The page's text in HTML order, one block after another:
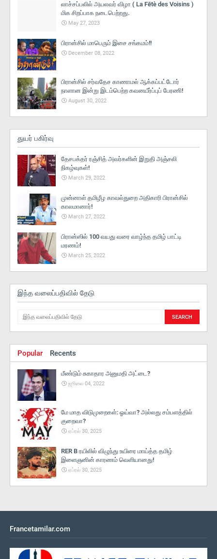
லாச்சப்பலில் அயலவர் விழா ( La Fētè des Voisins )
மிக சிறப்பாக நடைபெற்றது.
May 27, 2023
பிரான்சில் மாபெரும் இசை சங்கமம்!!
December 08, 2022
பிரான்சில் சர்வதேச காணாமல் ஆக்கப்பட்டோர்
நாளான இன்று இடம்பெற்ற கவனயீர்ப்புப் பேரணி!
August 30, 2022
துயர் பகிர்வு
தேசபக்தர் ரஞ்சித் அவர்களின் இறுதி அஞ்சலி
நிகழ்வுகள்!
March 29, 2022
முன்னாள் தமிழீழ காவல்துறை அதிகாரி பிரான்சில்
காலமானார்!
March 27, 2022
பிரான்ஸில் 100 வயது வரை வாழ்ந்த தமிழ் பாட்டி
மரணம்!
March 25, 2022
இந்த வலைப்பதிவில் தேடு
Popular Recents
மீண்டும் சுகாதார அனுமதி அட்டை?
ஜூலை 04, 2022
மே மாத விடுமுறைகள்: ஓய்வா? அல்லது சம்பளத்தில்
குறைவா?
ஏப்ரல் 30, 2025
RER B ரயிலில் விழுந்து உயிரை மாய்த்த தமிழ்
இளைஞனின் காரணம் வெளியானது!
ஏப்ரல் 30, 2025
Francetamilar.com